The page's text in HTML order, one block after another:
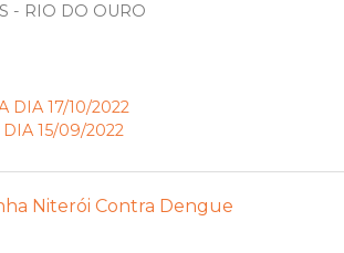
- RIO DO OURO
DIA 17/10/2022
15/09/2022
Niterói Contra Dengue